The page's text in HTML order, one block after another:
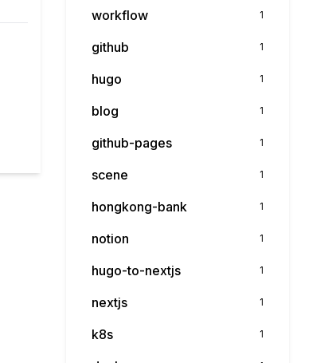
workflow 1
github 1
hugo 1
blog 1
github-pages 1
scene 1
hongkong-bank 1
notion 1
hugo-to-nextjs 1
nextjs 1
k8s 1